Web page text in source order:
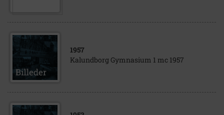
1957
Kalundborg Gymnasium 1 mc 1957